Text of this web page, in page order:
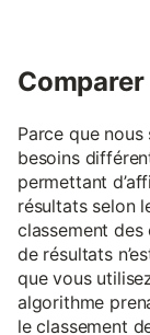
Comparer
Parce que
besoins
permettant
résultats selon
classement
de résultats
que vous
algorithme
le classement